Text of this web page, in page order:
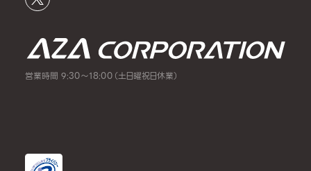
営業時間 9:30～18:00（土日曜祝日休業）